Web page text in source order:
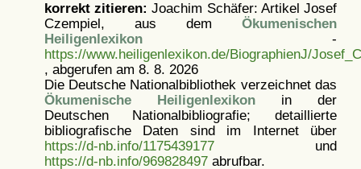
korrekt zitieren: Joachim Schäfer: ArtikelJosef
Czempiel, aus dem Ökumenischen
Heiligenlexikon-
https://www.heiligenlexikon.de/BiographienJ/
, abgerufen am 8. 8. 2026
Die Deutsche Nationalbibliothek verzeichnet das
Ökumenische Heiligenlexikonin der
Deutschen Nationalbibliografie; detaillierte
bibliografische Daten sind im Internet über
https://d-nb.info/1175439177und
https://d-nb.info/969828497abrufbar.